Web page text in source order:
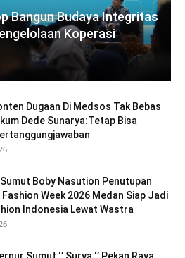
Bangun Budaya Integritas
Koperasi
Dugaan Di Medsos Tak Bebas
Dede Sunarya:Tetap Bisa
Boby Nasution Penutupan
Fashion Week 2026 Medan Siap Jadi
Indonesia Lewat Wastra